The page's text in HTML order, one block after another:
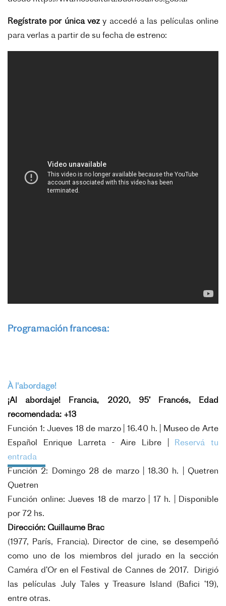
Regístrate por única vez y accedé a las películas online
para verlas a partir de su fecha de estreno:
Programación francesa:
À l'abordage!
¡Al abordaje!
Francia, 2020, 95’ Francés, Edad
recomendada: +13
Función 1: Jueves 18 de marzo | 16.40 h. | Museo de Arte
Español Enrique Larreta - Aire Libre |
Reservá tu
entrada
Función 2: Domingo 28 de marzo | 18.30 h. | Quetren
Quetren
Función online: Jueves 18 de marzo | 17 h. | Disponible
por 72 hs.
Dirección: Guillaume Brac
(1977, París, Francia). Director de cine, se desempeñó
como uno de los miembros del jurado en la sección
Caméra d’Or en el Festival de Cannes de 2017. Dirigió
las películas July Tales y Treasure Island (Bafici ‘19),
entre otras.